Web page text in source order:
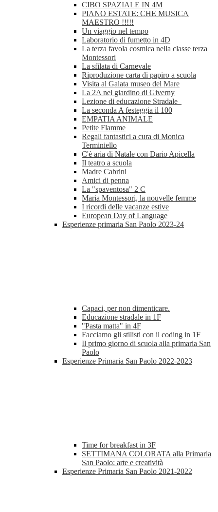
CIBO SPAZIALE IN 4M
PIANO ESTATE: CHE MUSICA
MAESTRO !!!!!
Un viaggio nel tempo
Laboratorio di fumetto in 4D
La terza favola cosmica nella classe terza
Montessori
La sfilata di Carnevale
Riproduzione carta di papiro a scuola
Visita al Galata museo del Mare
La 2A nel giardino di Giverny
Lezione di educazione Stradale
La seconda A festeggia il 100
EMPATIA ANIMALE
Petite Flamme
Regali fantastici a cura di Monica
Terminiello
C'è aria di Natale con Dario Apicella
Il teatro a scuola
Madre Cabrini
Amici di penna
La "spaventosa" 2 C
Maria Montessori, la nouvelle femme
I ricordi delle vacanze estive
European Day of Language
Esperienze primaria San Paolo 2023-24
Capaci, per non dimenticare.
Educazione stradale in 1F
"Pasta matta" in 4F
Facciamo gli stilisti con il coding in 1F
Il primo giorno di scuola alla primaria San
Paolo
Esperienze Primaria San Paolo 2022-2023
Time for breakfast in 3F
SETTIMANA COLORATA alla Primaria
San Paolo: arte e creatività
Esperienze Primaria San Paolo 2021-2022